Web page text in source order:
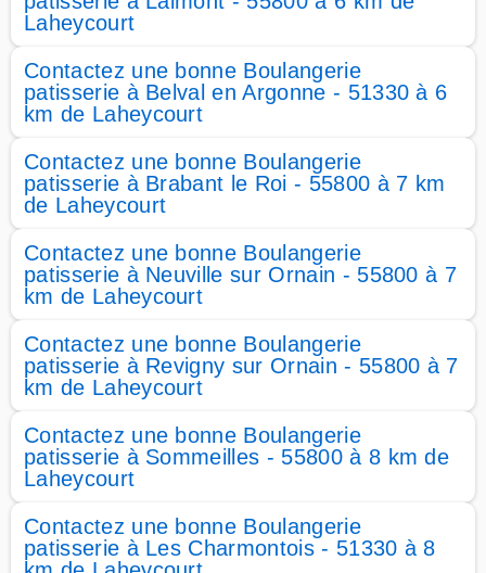
Laheycourt
Contactez une bonne Boulangerie
patisserie à Belval en Argonne - 51330 à 6
km de Laheycourt
Contactez une bonne Boulangerie
patisserie à Brabant le Roi - 55800 à 7 km
de Laheycourt
Contactez une bonne Boulangerie
patisserie à Neuville sur Ornain - 55800 à 7
km de Laheycourt
Contactez une bonne Boulangerie
patisserie à Revigny sur Ornain - 55800 à 7
km de Laheycourt
Contactez une bonne Boulangerie
patisserie à Sommeilles - 55800 à 8 km de
Laheycourt
Contactez une bonne Boulangerie
patisserie à Les Charmontois - 51330 à 8